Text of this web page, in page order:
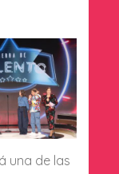
una de las